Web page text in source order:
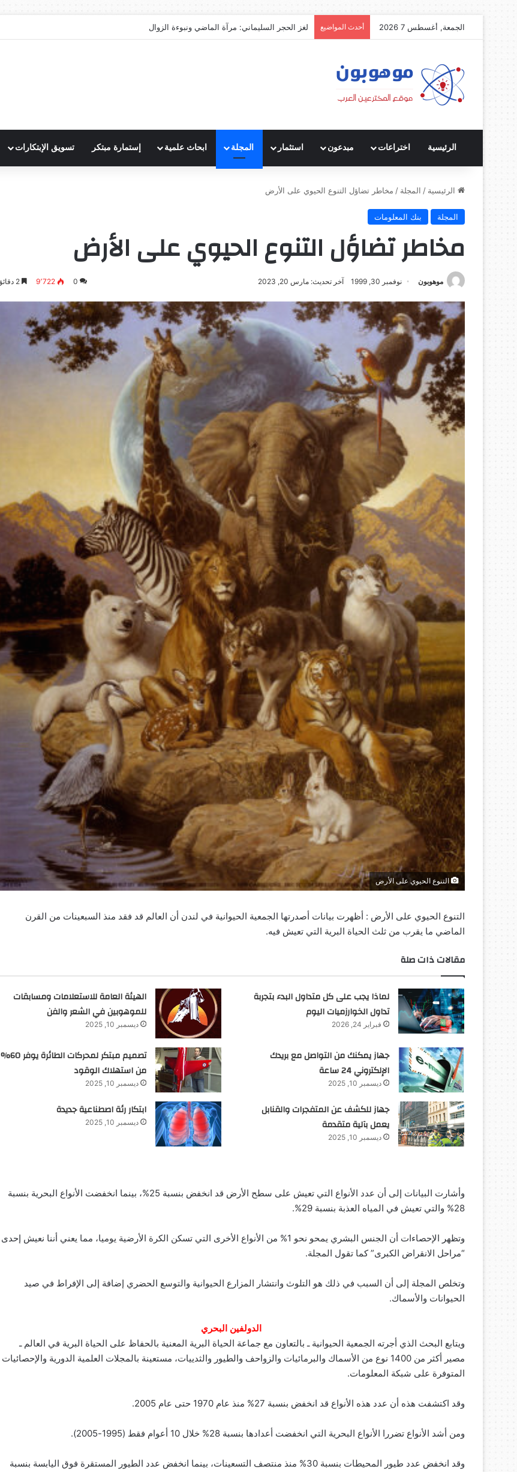
الجمعة, أغسطس 7 2026 أحدث المواضيع لغز الحجر السليماني: مرآة الماضي ونبوءة الزوال
الرئيسية اختراعات مبدعون استثمار المجلة ابحاث علمية إستمارة مبتكر تسويق الإبتكارات
الرئيسية / المجلة / مخاطر تضاؤل التنوع الحيوي على الأرض
المجلة بنك المعلومات
مخاطر تضاؤل التنوع الحيوي على الأرض
موهوبون نوفمبر 30, 1999 آخر تحديث: مارس 20, 2023 0 9٬722
التنوع الحيوي على الأرض
التنوع الحيوي على الأرض : أظهرت بيانات أصدرتها الجمعية الحيوانية في لندن أن العالم قد فقد منذ السبعينات من القرن
الماضي ما يقرب من ثلث الحياة البرية التي تعيش فيه.
مقالات ذات صلة
لماذا يجب على كل متداول البدء بتجربة
تداول الخوارزميات اليوم
فبراير 24, 2026
الهيئة العامة للاستعلامات ومسابقات
للموهوبين في الشعر والفن
ديسمبر 10, 2025
جهاز يمكنك من التواصل مع بريدك
الإلكتروني 24 ساعة
ديسمبر 10, 2025
تصميم مبتكر لمحركات الطائرة يوفر 60%
من استهلاك الوقود
ديسمبر 10, 2025
جهاز للكشف عن المتفجرات والقنابل
يعمل بآلية متقدمة
ديسمبر 10, 2025
ابتكار رئة اصطناعية جديدة
ديسمبر 10, 2025
وأشارت البيانات إلى أن عدد الأنواع التي تعيش على سطح الأرض قد انخفض بنسبة 25%، بينما انخفضت الأنواع البحرية بنسبة
28% والتي تعيش في المياه العذبة بنسبة 29%.
وتظهر الإحصاءات أن الجنس البشري يمحو نحو 1% من الأنواع الأخرى التي تسكن الكرة الأرضية يوميا، مما يعني أننا نعيش إحدى
“مراحل الانقراض الكبرى” كما تقول المجلة.
وتخلص المجلة إلى أن السبب في ذلك هو التلوث وانتشار المزارع الحيوانية والتوسع الحضري إضافة إلى الإفراط في صيد
الحيوانات والأسماك.
الدولفين البحري
ويتابع البحث الذي أجرته الجمعية الحيوانية ـ بالتعاون مع جماعة الحياة البرية المعنية بالحفاظ على الحياة البرية في العالم ـ
مصير أكثر من 1400 نوع من الأسماك والبرمائيات والزواحف والطيور والثدييات، مستعينة بالمجلات العلمية الدورية والإحصائيات
المتوفرة على شبكة المعلومات.
وقد اكتشفت هذه أن عدد هذه الأنواع قد انخفض بنسبة 27% منذ عام 1970 حتى عام 2005.
ومن أشد الأنواع تضررا الأنواع البحرية التي انخفضت أعدادها بنسبة 28% خلال 10 أعوام فقط (1995-2005).
وقد انخفض عدد طيور المحيطات بنسبة 30% منذ منتصف التسعينات، بينما انخفض عدد الطيور المستقرة فوق اليابسة بنسبة